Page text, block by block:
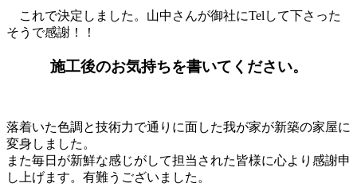
これで決定しました。山中さんが御社にTelして下さった
そうで感謝！！
施工後のお気持ちを書いてください。
落着いた色調と技術力で通りに面した我が家が新築の家屋に
変身しました。
また毎日が新鮮な感じがして担当された皆様に心より感謝申
し上げます。有難うございました。